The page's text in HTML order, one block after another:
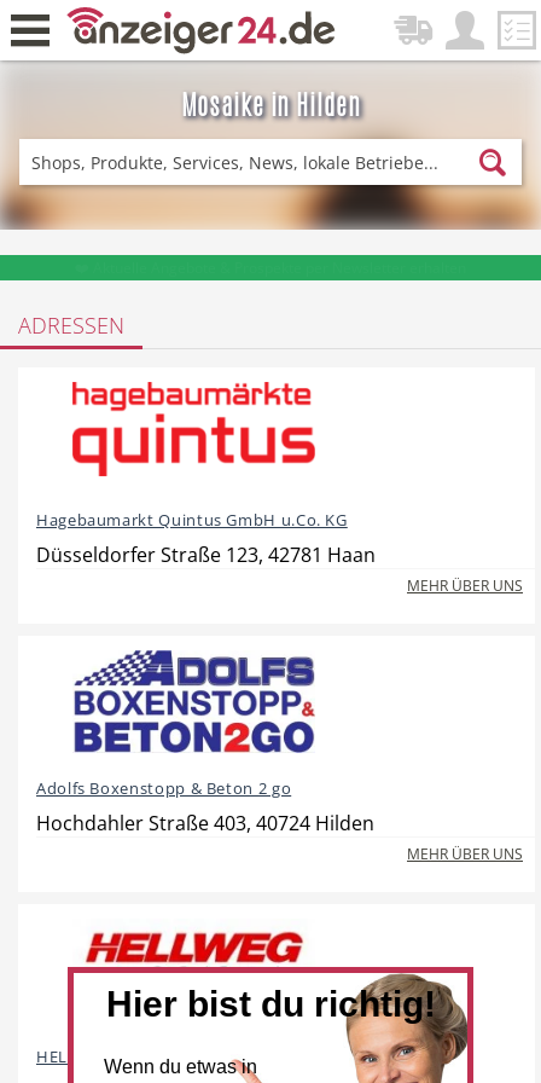
Mosaike in Hilden
Zurück
Fitness & Sport Lieferservice
Einkaufen DE-News
News Restaurant
Beauty & Wellness
Auto Handwerk
Sport & Freizeit Gesundheit
ADRESSEN
Hagebaumarkt Quintus GmbH u.Co. KG
Düsseldorfer Straße 123, 42781 Haan
MEHR ÜBER UNS
Adolfs Boxenstopp & Beton 2 go
Hochdahler Straße 403, 40724 Hilden
MEHR ÜBER UNS
HELLWEG Die Profi-Baumärkte
Hier bist du richtig!
Wenn du etwas in